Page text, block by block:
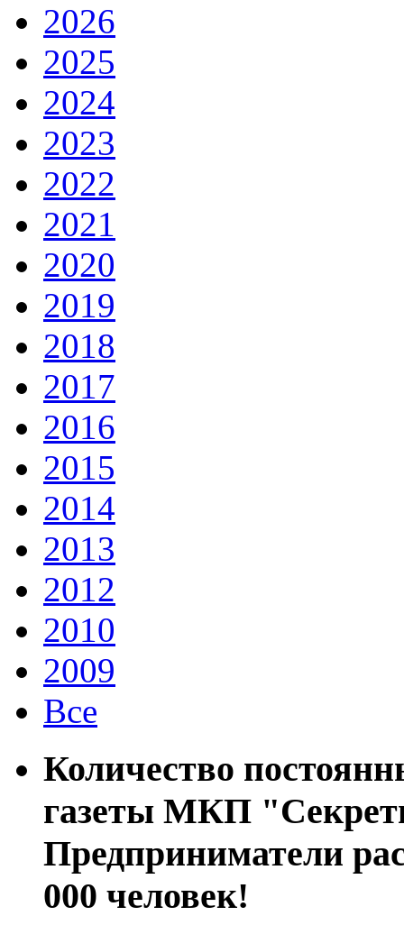
2026
2025
2024
2023
2022
2021
2020
2019
2018
2017
2016
2015
2014
2013
2012
2010
2009
Все
Количество
газеты МКП
Предприниматели
000 человек!